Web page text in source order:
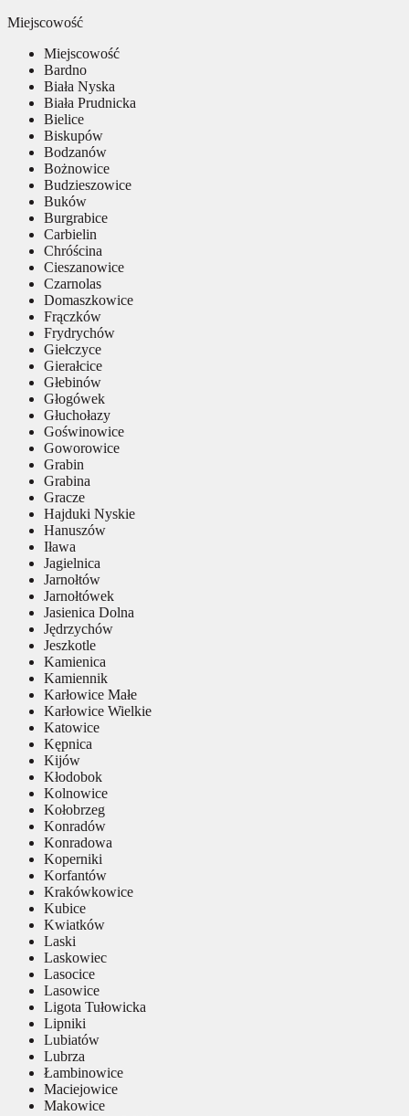
Miejscowość
Miejscowość
Bardno
Biała Nyska
Biała Prudnicka
Bielice
Biskupów
Bodzanów
Bożnowice
Budzieszowice
Buków
Burgrabice
Carbielin
Chróścina
Cieszanowice
Czarnolas
Domaszkowice
Frączków
Frydrychów
Giełczyce
Gierałcice
Głebinów
Głogówek
Głuchołazy
Goświnowice
Goworowice
Grabin
Grabina
Gracze
Hajduki Nyskie
Hanuszów
Iława
Jagielnica
Jarnołtów
Jarnołtówek
Jasienica Dolna
Jędrzychów
Jeszkotle
Kamienica
Kamiennik
Karłowice Małe
Karłowice Wielkie
Katowice
Kępnica
Kijów
Kłodobok
Kolnowice
Kołobrzeg
Konradów
Konradowa
Koperniki
Korfantów
Krakówkowice
Kubice
Kwiatków
Laski
Laskowiec
Lasocice
Lasowice
Ligota Tułowicka
Lipniki
Lubiatów
Lubrza
Łambinowice
Maciejowice
Makowice